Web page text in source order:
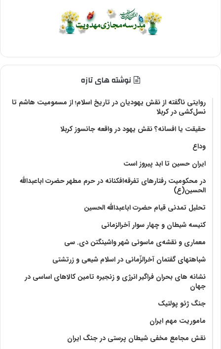
نوشته های تازه
روایتی ناگفته از نقش یهودیان در تاریخ اسلام؛ از مسمومیت هاشم تا
نسل‌کشی در کربلا
حقیقت یا افسانه؟‌ نقش یهود در واقعه جانسوز کربلا
وداع
ایران حسین تا ابد پیروز است
در محکومیت رفتارهای تفرقه‌افکنانه در حرم مطهر حضرت اباعبدالله
الحسین(ع)
تحلیل تمدنی قیام حضرت اباعبدالله الحسین
کنیسه شیطان و چهار سوار آخرالزمانی
معماری و نقشه‌ی ماسونی شهر واشينگتن دی. سی
شباهتهای گفتمان آخر‌الزّمانی در اسلام شیعی و زرتشتی
نشانه های بحران فراگیر انرژی و زنجیره تامین کالاهای اساسی در
جهان
جنگ ژئو پولتیک
ماموریت مهم ایران
نقش مجامع مخفی شیطان پرستی در جنگ ایران